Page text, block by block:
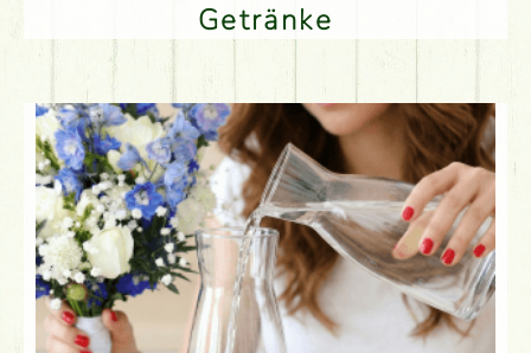
Getränke